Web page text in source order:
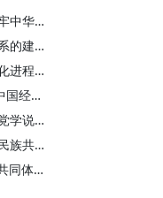
崔榕 李桂阳：“两个结合”视域下铸牢中华民族共同体意识的理论创新
封丽霞：论中国法理学自主知识体系的建构
宇文利：论马克思主义中国化时代化进程中的“相结合”
马金华：以“两个结合”为导向构建中国经济史自主知识体系
习近平党建思想开辟马克思主义建党学说中国化时代化新境界
张志强 高思达：“两个结合”与中华民族共同体哲学理论
庄晨燕 张敏 田飞龙：以“人类命运共同体”为主线构建世界民族研究自主知识体系